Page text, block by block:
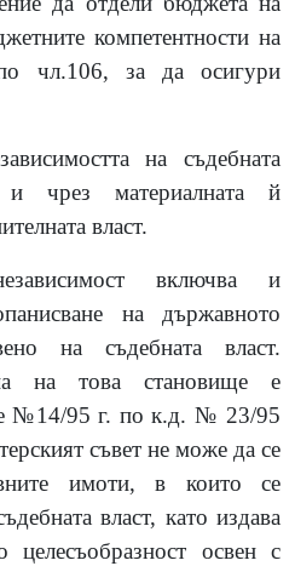
компетентности на
чл.106, за да осигури
на съдебната
и чрез материалната й
власт.
включва и
на държавното
на съдебната власт.
на това становище е
№14/95 г. по к.д. № 23/95
съвет не може да се
имоти, в които се
власт, като издава
целесъобразност освен с